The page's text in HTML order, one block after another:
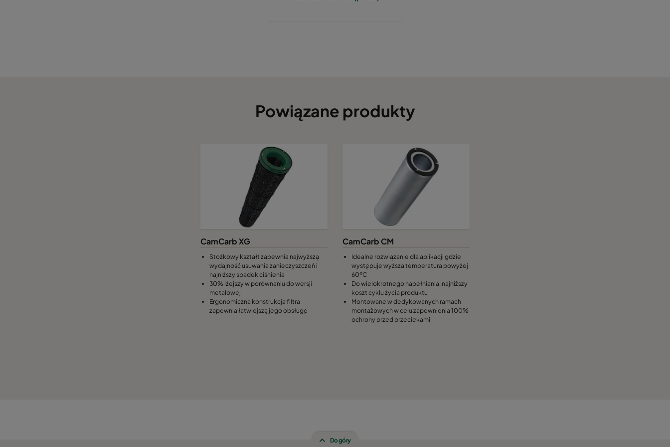
Powiązane produkty
CamCarb XG
Stożkowy kształt zapewnia najwyższą
wydajność usuwania zanieczyszczeń i
najniższy spadek ciśnienia
30% lżejszy w porównaniu do wersji
metalowej
Ergonomiczna konstrukcja filtra
zapewnia łatwiejszą jego obsługę
CamCarb CM
Idealne rozwiązanie dla aplikacji gdzie
występuje wyższa temperatura powyżej
60ºC
Do wielokrotnego napełniania, najniższy
koszt cyklu życia produktu
Montowane w dedykowanych ramach
montażowych w celu zapewnienia 100%
ochrony przed przeciekami
Do góry